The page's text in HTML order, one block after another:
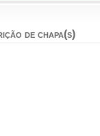
de chapa(s)